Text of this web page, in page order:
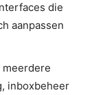
die
aanpassen
meerdere
inboxbeheer